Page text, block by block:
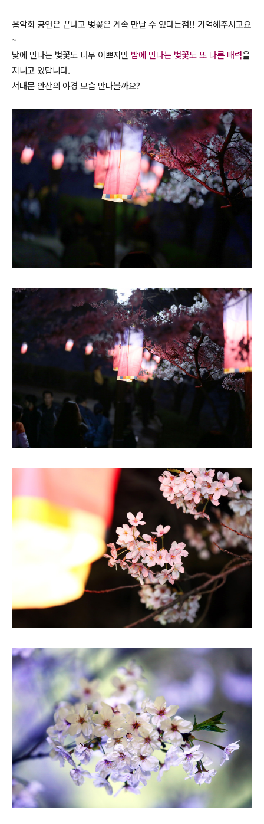
음악회 공연은 끝나고 벚꽃은 계속 만날 수 있다는점!! 기억해주시고요
~
낮에 만나는 벚꽃도 너무 이쁘지만 밤에 만나는 벚꽃도 또 다른 매력을
지니고 있답니다.
서대문 안산의 야경 모습 만나볼까요?